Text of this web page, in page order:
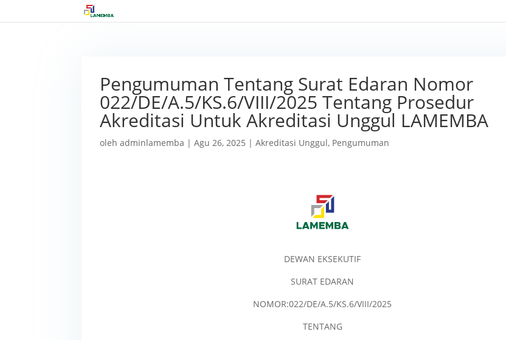
Pengumuman Tentang Surat Edaran Nomor
022/DE/A.5/KS.6/VIII/2025 Tentang Prosedur
Akreditasi Untuk Akreditasi Unggul LAMEMBA
olehadminlamemba |Agu 26, 2025 |Akreditasi Unggul, Pengumuman
DEWAN EKSEKUTIF
SURAT EDARAN
NOMOR:022/DE/A.5/KS.6/VIII/2025
TENTANG